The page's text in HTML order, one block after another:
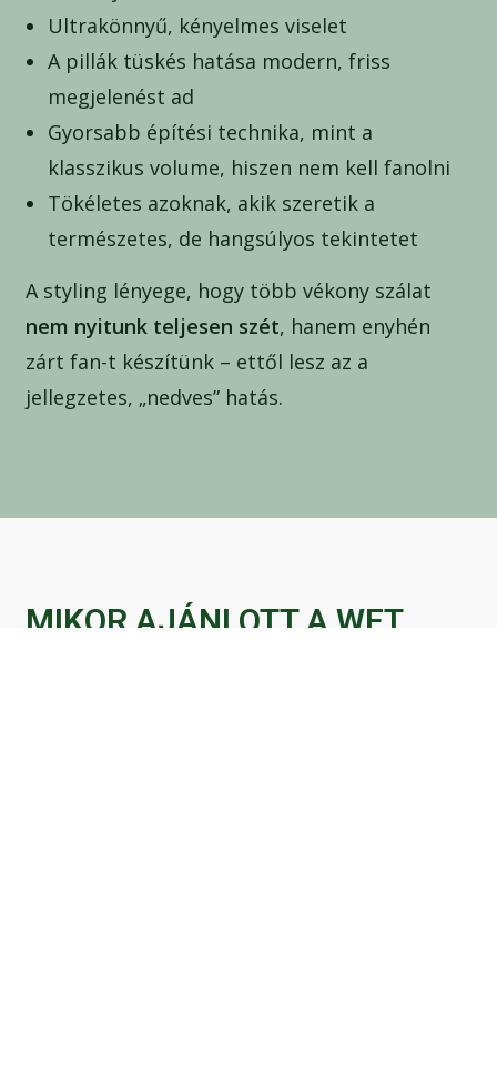
Ultrakönnyű, kényelmes viselet
A pillák tüskés hatása modern, friss
megjelenést ad
Gyorsabb építési technika, mint a
klasszikus volume, hiszen nem kell fanolni
Tökéletes azoknak, akik szeretik a
természetes, de hangsúlyos tekintetet
A styling lényege, hogy több vékony szálat
nem nyitunk teljesen szét, hanem enyhén
zárt fan-t készítünk – ettől lesz az a
jellegzetes, „nedves” hatás.
MIKOR AJÁNLOTT A WET